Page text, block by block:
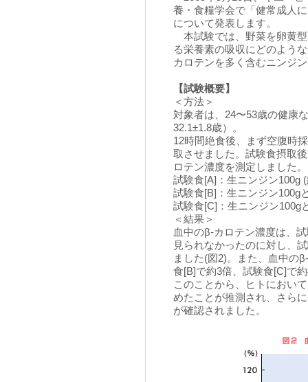
養・食糧学会で「健常成人
について発表します。
本試験では、野菜を卵黄
る栄養素の吸収にどのよう
カロテンを多く含むニンジ
【試験概要】
＜方法＞
対象者は、24〜53歳の健康
32.1±1.8歳）。
12時間絶食後、まず空腹時
取させました。試験食摂取
ロテン濃度を測定しました。
試験食[A]：生ニンジン
試験食[B]：生ニンジン100g
試験食[C]：生ニンジン100g
＜結果＞
血中のβ-カロテン濃度は、
見られなかったのに対し、
ました(図2)。また、血中の
食[B]で約3倍、試験食[C]で
このことから、ヒトにおい
めたことが推測され、さら
が確認されました。